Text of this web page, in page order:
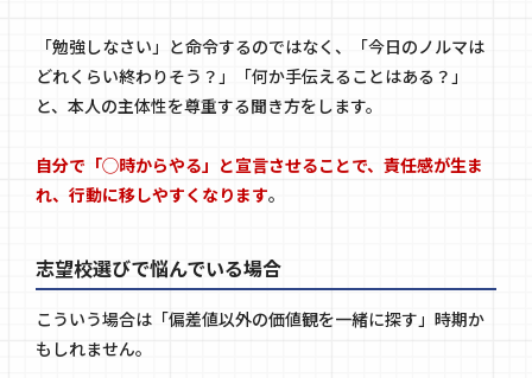
「勉強しなさい」と命令するのではなく、「今日のノルマは
どれくらい終わりそう？」「何か手伝えることはある？」
と、本人の主体性を尊重する聞き方をします。
自分で「◯時からやる」と宣言させることで、責任感が生ま
れ、行動に移しやすくなります。
志望校選びで悩んでいる場合
こういう場合は「偏差値以外の価値観を一緒に探す」時期か
もしれません。